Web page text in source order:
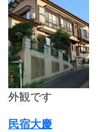
外観です
民宿大慶